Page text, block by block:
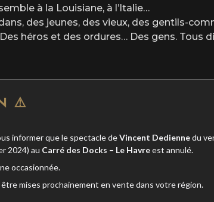
à la Louisiane, à l’Italie…
des jeunes, des vieux, des gentils-
héros et des ordures… Des gens. Tous
⚠️
informer que le spectacle deVincent Dediennedu
2024) au Carré des Docks – Le Havreest annulé.
occasionnée.
mises prochainement en vente dans votre région.